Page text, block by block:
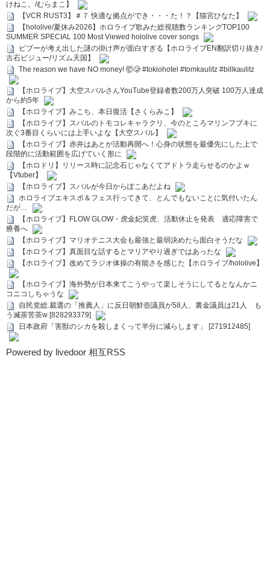
けねこ。/むらまこ】
【VCR RUST3】＃７ 快適な拠点ができ・・・た！？【猫宮ひなた】
【hololive/夏休み2026】ホロライブ歌みた総視聴数ランキングTOP100
SUMMER SPECIAL 100 Most Viewed hololive cover songs
ビブーが考え出した謎の掛け声が面白すぎる【ホロライブEN翻訳切り抜き/
古石ビジュー/リズム天国】
The reason we have NO money! 🤯🥲 #tokiohotel #tomkaulitz #billkaulitz
【ホロライブ】大空スバルさんYouTube登録者数200万人突破 100万人達成
から約5年
【ホロライブ】みこち、本日復活【さくらみこ】
【ホロライブ】スバルのトモコレキャラクリ、今のところマリンフブキに
次ぐ3番目くらいには上手いよな【大空スバル】
【ホロライブ】赤井はあとが活動再開へ！心身の状態を最優先にした上で
段階的に活動範囲を広げていく形に
【ホロドリ】リリース時に記念石じゃなくてアドトラ走らせるのかよｗ
【Vtuber】
【ホロライブ】スバルが今日からぽこあだよね
ホロライブエキスポ＆フェス行ってきて、とんでもないことに気付いたん
だが…
【ホロライブ】FLOW GLOW・虎金妃笑虎、活動休止を発表 適応障害で
療養へ
【ホロライブ】マリオテニス大会も最強と最弱決めたら面白そうだな
【ホロライブ】真面目な話するとマリアやり過ぎではあったな
【ホロライブ】改めてラジオ体操の有能さを感じた【ホロライブ/hololive】
【ホロライブ】海外勢が日本来てこうやって楽しそうにしてるとなんかニ
コニコしちゃうな
自民党総.裁選の「推薦人」に反日朝鮮壺議員が58人、裏金議員は21人 も
う滅茶苦茶w [828293379]
日本政府「害獣のシカを殺しまくって半分に減らします」 [271912485]
Powered by livedoor 相互RSS